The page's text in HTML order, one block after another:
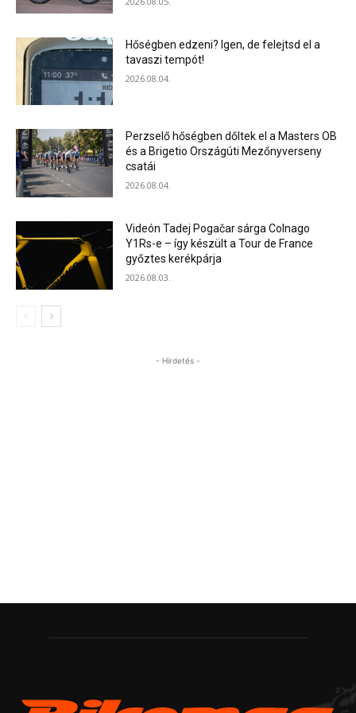
Hőségben edzeni? Igen, de felejtsd el a
tavaszi tempót!
2026.08.04.
Perzselő hőségben dőltek el a Masters OB
és a Brigetio Országúti Mezőnyverseny
csatái
2026.08.04.
Videón Tadej Pogačar sárga Colnago
Y1Rs-e – így készült a Tour de France
győztes kerékpárja
2026.08.03.
- Hirdetés -